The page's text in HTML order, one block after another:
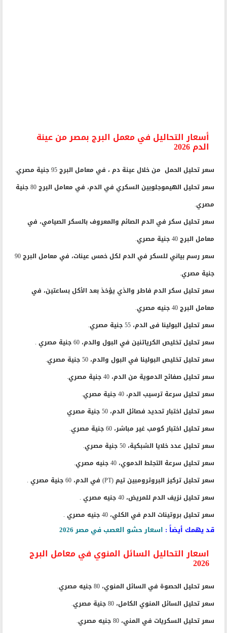
أسعار التحاليل في معمل البرج بمصر من عينة
الدم 2026
سعر تحليل الحمل من خلال عينة دم ، في معامل البرج 95 جنية مصري.
مصري.
سعر تحليل سكر في الدم الصائم والمعروف بالسكر الصيامي، في
معامل البرج 40 جنية مصري.
جنية مصري.
سعر تحليل سكر الدم فاطر والذي يؤخذ بعد الأكل بساعتين، في
معامل البرج 40 جنيه مصري.
سعر تحليل البولينا فى الدم، 55 جنية مصري.
سعر تحليل تخليص الكرياتنين في البول والدم، 60 جنية مصري .
سعر تحليل تخليص البولينا في البول والدم، 50 جنية مصري.
سعر تحليل صفائح الدموية من الدم، 40 جنية مصري.
سعر تحليل سرعة ترسيب الدم، 40 جنية مصري.
سعر تحليل اختبار تحديد فصائل الدم، 50 جنية مصري
سعر تحليل سرعة التجلط الدموي، 40 جنيه مصري.
سعر تحليل تركيز البروثرومبين تيم (PT) في الدم، 60 جنية مصري .
سعر تحليل نزيف الدم للمريض، 40 جنيه مصري .
سعر تحليل بروتينات الدم في الكلي، 40 جنيه مصري .
قد يهمك أيضاً : اسعار حشو العصب في مصر 2026
اسعار التحاليل السائل المنوي في معامل البرج
2026
سعر تحليل الحصوة في السائل المنوي، 80 جنيه مصري.
سعر تحليل السائل المنوي الكامل، 80 جنية مصري.
سعر تحليل السكريات في المني، 80 جنيه مصري.